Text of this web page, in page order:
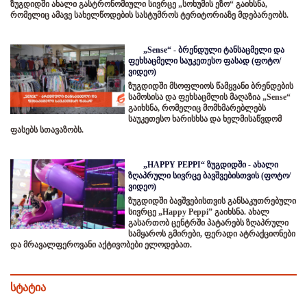
ზუგდიდში ახალი გასტრონომიული სივრცე „სოხუმის ეზო“ გაიხსნა,
რომელიც ამავე სახელწოდების სასტუმროს ტერიტორიაზე მდებარეობს.
„Sense“ - ბრენდული ტანსაცმელი და
ფეხსაცმელი საუკეთესო ფასად (ფოტო/
ვიდეო)
ზუგდიდში მსოფლიოს წამყვანი ბრენდების
სამოსისა და ფეხსაცმლის მაღაზია „Sense“
გაიხსნა, რომელიც მომხმარებლებს
საუკეთესო ხარისხსა და ხელმისაწვდომ
ფასებს სთავაზობს.
„HAPPY PEPPI“ ზუგდიდში - ახალი
ზღაპრული სივრცე ბავშვებისთვის (ფოტო/
ვიდეო)
ზუგდიდში ბავშვებისთვის განსაკუთრებული
სივრცე „Happy Peppi” გაიხსნა. ახალ
გასართობ ცენტრში პატარებს ზღაპრული
სამყაროს გმირები, ფერადი ატრაქციონები
და მრავალფეროვანი აქტივობები ელოდებათ.
სტატია